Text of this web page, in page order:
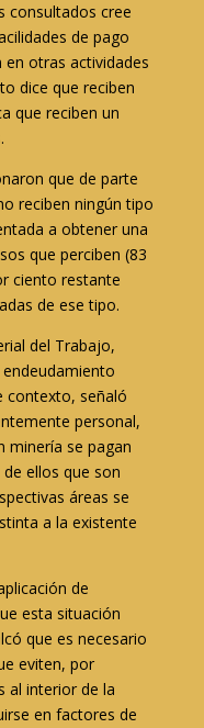
consultados cree
de pago
otras actividades
dice que reciben
que reciben un
que de parte
reciben ningún tipo
a obtener una
que perciben (83
ciento restante
de ese tipo.
del Trabajo,
contexto, señaló
personal,
minería se pagan
ellos que son
áreas se
a la existente
de
esta situación
que es necesario
eviten, por
al interior de la
en factores de